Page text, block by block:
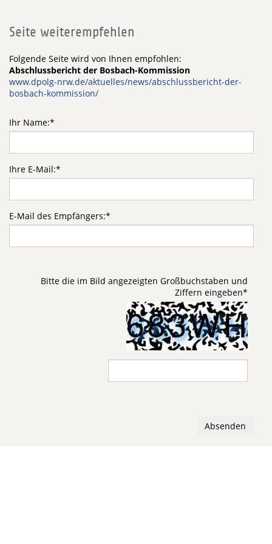
Seite weiterempfehlen
Folgende Seite wird von Ihnen empfohlen:
Abschlussbericht der Bosbach-Kommission
www.dpolg-nrw.de/aktuelles/news/abschlussbericht-der-
bosbach-kommission/
Ihr Name:*
Ihre E-Mail:*
E-Mail des Empfängers:*
Bitte die im Bild angezeigten Großbuchstaben und
Ziffern eingeben*
Absenden